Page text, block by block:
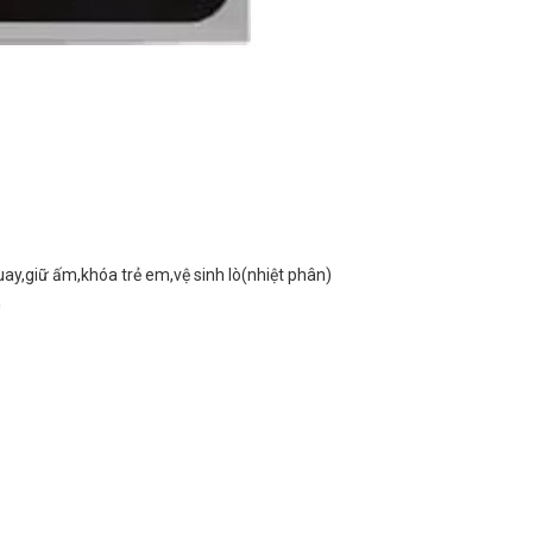
ấm,khóa trẻ em,vệ sinh lò(nhiệt phân)